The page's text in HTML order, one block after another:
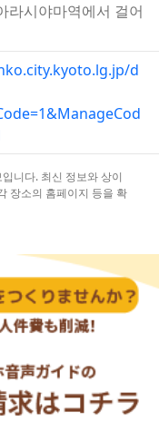
라시야마역에서 걸어
d
니다. 최신 정보와 상이
장소의 홈페이지 등을 확